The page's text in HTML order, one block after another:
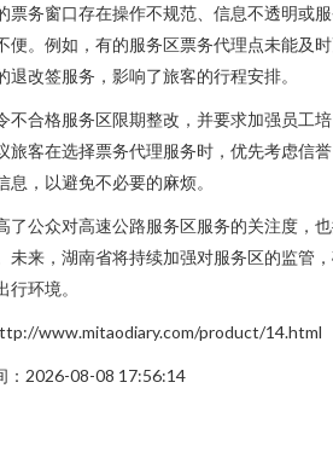
票务窗口存在操作不规范、信息不透明或
便。例如，有的服务区票务代理点未能及
改签服务，影响了旅客的行程安排。
不合格服务区限期整改，并要求加强员工培
旅客在选择票务代理服务时，优先考虑信
，以避免不必要的麻烦。
了公众对高速公路服务区服务的关注度，
未来，湖南省将持续加强对服务区的监管
环境。
www.mitaodiary.com/product/14.html
：2026-08-08 17:56:14